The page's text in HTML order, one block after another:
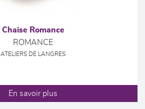
Chaise Romance
ROMANCE
ATELIERS DE LANGRES
En savoir plus